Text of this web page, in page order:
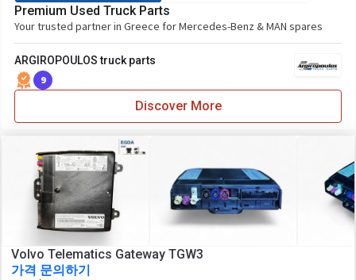
Premium Used Truck Parts
Your trusted partner in Greece for Mercedes-Benz & MAN spares
ARGIROPOULOS truck parts
9
Discover More
Volvo Telematics Gateway TGW3
가격 문의하기